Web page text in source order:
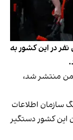
نفر در این کشور به
منتشر شد،
سازمان اطلاعات
این کشور دستگیر